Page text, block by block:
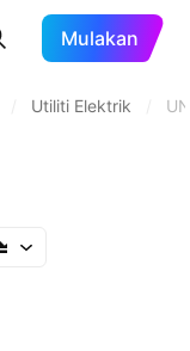
Mulakan
Utiliti Elektrik